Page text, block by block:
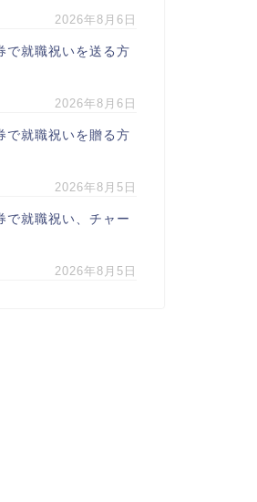
2026年8月6日
で就職祝いを送る方
2026年8月6日
で就職祝いを贈る方
2026年8月5日
で就職祝い、チャー
2026年8月5日